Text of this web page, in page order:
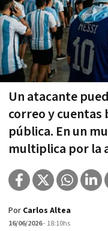
Un atacante
correo y cuentas
pública. En un
multiplica por la
Por Carlos Altea
16/06/2026- 18:10hs